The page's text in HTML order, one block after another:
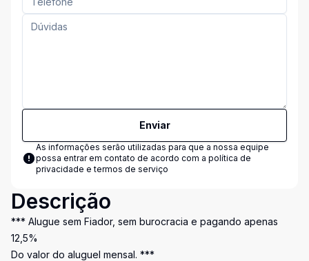
Enviar
As informações serão utilizadas para que a nossa equipe
possa entrar em contato de acordo com a política de
privacidade e termos de serviço
Descrição
*** Alugue sem Fiador, sem burocracia e pagando apenas
12,5%
Do valor do aluguel mensal. ***